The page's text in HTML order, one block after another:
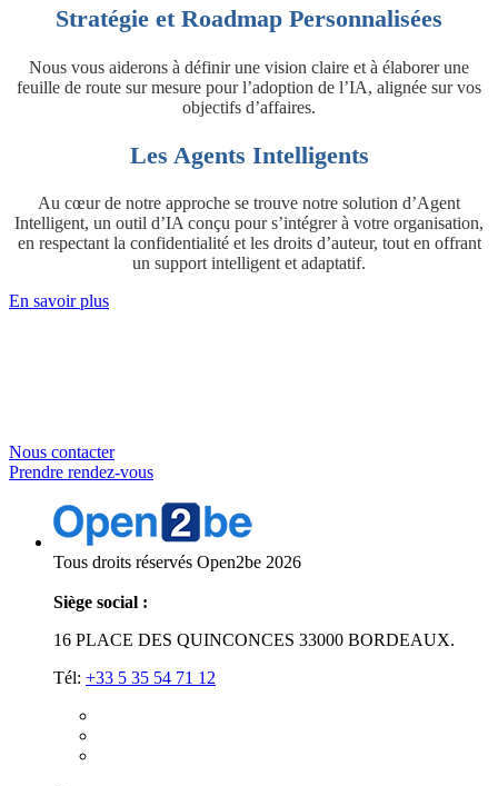
Stratégie et Roadmap Personnalisées
Nous vous aiderons à définir une vision claire et à élaborer une
feuille de route sur mesure pour l’adoption de l’IA, alignée sur vos
objectifs d’affaires.
Les Agents Intelligents
Au cœur de notre approche se trouve notre solution d’Agent
Intelligent, un outil d’IA conçu pour s’intégrer à votre organisation,
en respectant la confidentialité et les droits d’auteur, tout en offrant
un support intelligent et adaptatif.
En savoir plus
Nous contacter
Prendre rendez-vous
Tous droits réservés Open2be 2026
Siège social :
16 PLACE DES QUINCONCES 33000 BORDEAUX.
Tél: +33 5 35 54 71 12